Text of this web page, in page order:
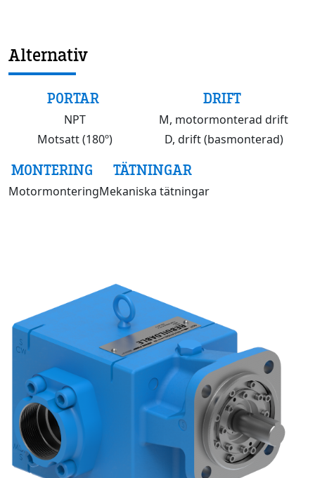
Alternativ
PORTAR
NPT
Motsatt (180º)
DRIFT
M, motormonterad drift
D, drift (basmonterad)
MONTERING
Motormontering
TÄTNINGAR
Mekaniska tätningar